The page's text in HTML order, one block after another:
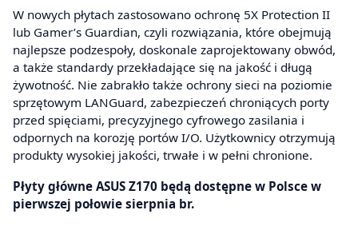
W nowych płytach zastosowano ochronę 5X Protection II
lub Gamer’s Guardian, czyli rozwiązania, które obejmują
najlepsze podzespoły, doskonale zaprojektowany obwód,
a także standardy przekładające się na jakość i długą
żywotność. Nie zabrakło także ochrony sieci na poziomie
sprzętowym LANGuard, zabezpieczeń chroniących porty
przed spięciami, precyzyjnego cyfrowego zasilania i
odpornych na korozję portów I/O. Użytkownicy otrzymują
produkty wysokiej jakości, trwałe i w pełni chronione.
Płyty główne ASUS Z170 będą dostępne w Polsce w
pierwszej połowie sierpnia br.